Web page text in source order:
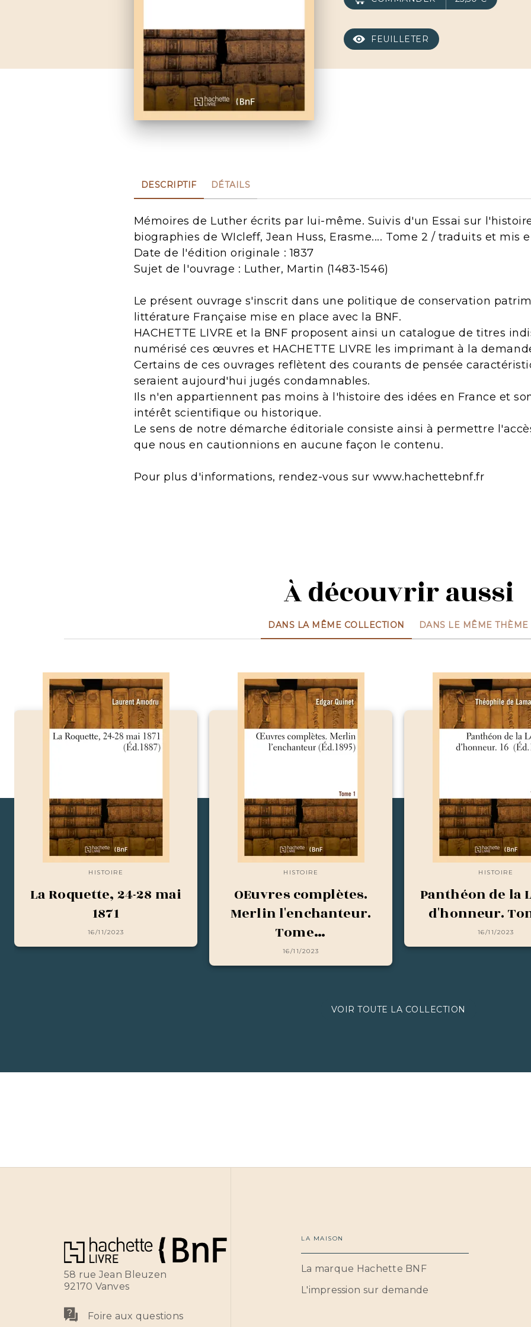
FEUILLETER
DESCRIPTIF DÉTAILS
Mémoires de Luther écrits par lui-même. Suivis d'un Essai sur
biographies de WIcleff, Jean Huss, Erasme.... Tome 2 / traduits et mis
Date de l'édition originale : 1837
Sujet de l'ouvrage : Luther, Martin (1483-1546)
Le présent ouvrage s'inscrit dans une politique de conservation
littérature Française mise en place avec la BNF.
HACHETTE LIVRE et la BNF proposent ainsi un catalogue de titres
numérisé ces œuvres et HACHETTE LIVRE les imprimant à la
Certains de ces ouvrages reflètent des courants de pensée
seraient aujourd'hui jugés condamnables.
Ils n'en appartiennent pas moins à l'histoire des idées en France et
intérêt scientifique ou historique.
Le sens de notre démarche éditoriale consiste ainsi à permettre
que nous en cautionnions en aucune façon le contenu.
Pour plus d'informations, rendez-vous sur www.hachettebnf.fr
À découvrir aussi
DANS LA MÊME COLLECTION DANS LE MÊME THÈME
HISTOIRE
La Roquette, 24-28 mai
1871
16/11/2023
HISTOIRE
OEuvres complètes.
Merlin l'enchanteur.
Tome…
16/11/2023
HISTOIRE
Panthéon de la
d'honneur.
16/11/2023
VOIR TOUTE LA COLLECTION
58 rue Jean Bleuzen
92170 Vanves
Foire aux questions
LA MAISON
La marque Hachette BNF
L'impression sur demande